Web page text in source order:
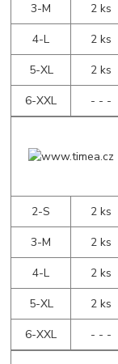
3-M
2 ks
4-L
2 ks
5-XL
2 ks
6-XXL
- - -
2-S
2 ks
3-M
2 ks
4-L
2 ks
5-XL
2 ks
6-XXL
- - -